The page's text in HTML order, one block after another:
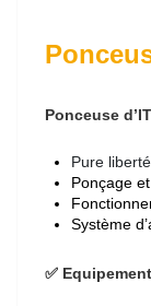
Ponceuse
Pure
Ponçage
Système
✅